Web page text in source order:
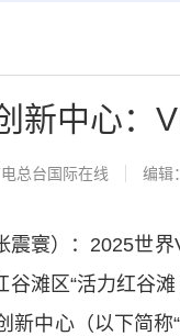
新中心：
总台国际在线 编辑
寰）：2025世界
滩区“活力红谷
新中心（以下简